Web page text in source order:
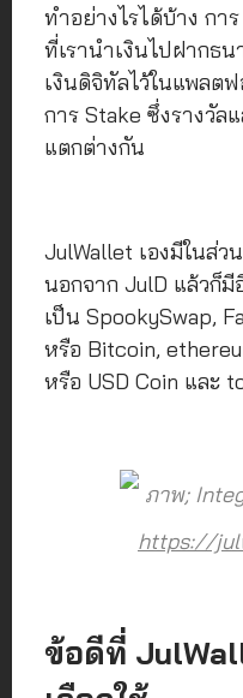
ทำอย่างไรได้บ้าง กา
ที่เรานำเงินไปฝากธ
เงินดิจิทัลไว้ในแพลต
การ Stake ซึ่งรางวัล
แตกต่างกัน
JulWallet เองมีในส่ว
นอกจาก JulD แล้วก็มี
เป็น SpookySwap,
หรือ Bitcoin,
หรือ USD Coin และ
ภาพ;
https://
ข้อดีที่